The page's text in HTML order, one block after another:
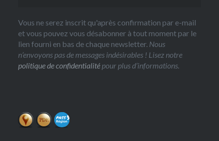
Vous ne serez inscrit qu'après confirmation par e-mail
et vous pouvez vous désabonner à tout moment par le
lien fourni en bas de chaque newsletter. Nous
n’envoyons pas de messages indésirables ! Lisez notre
politique de confidentialité pour plus d’informations.